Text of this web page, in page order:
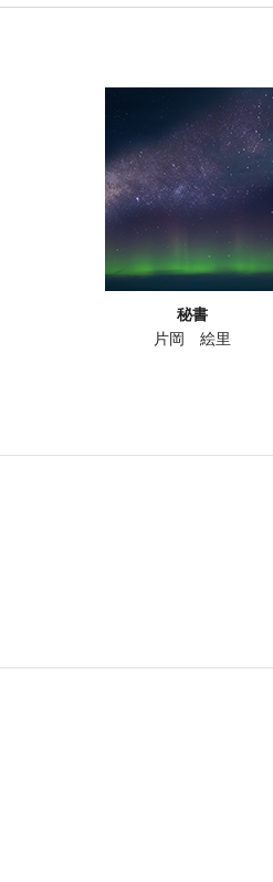
秘書
片岡 絵里